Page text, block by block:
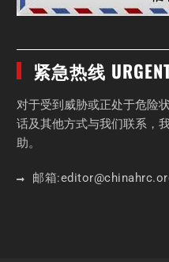
紧急热线
对于受到威胁或正处于危险
话及其他方式与我们联系，
助。
邮箱:editor@chinahrc